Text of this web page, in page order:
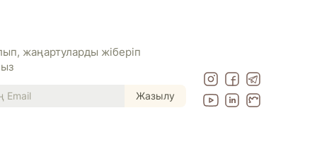
жаңартуларды жіберіп
Жазылу